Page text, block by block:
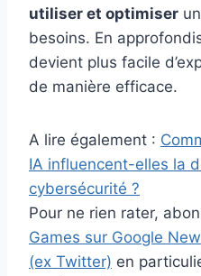
utiliser et optimiser
besoins. En
devient plus facile
de manière efficace.
A lire également :
IA influencent-elles la
cybersécurité ?
Pour ne rien rater,
Games sur Google
(ex Twitter) en